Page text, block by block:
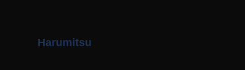
Harumitsu